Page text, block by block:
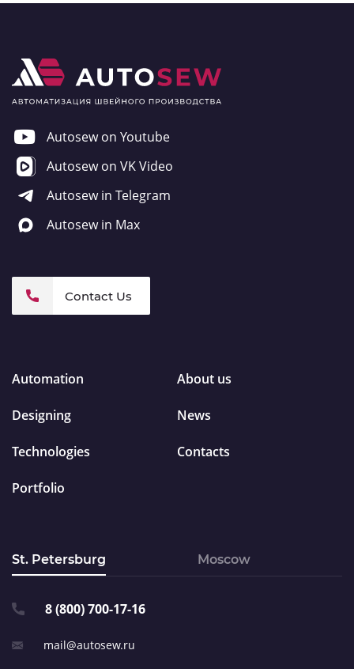
Autosew on Youtube
Autosew on VK Video
Autosew in Telegram
Autosew in Max
Automation
Designing
Technologies
Portfolio
About us
News
Contacts
St. Petersburg Moscow
8 (800) 700-17-16
mail@autosew.ru
Contact Us